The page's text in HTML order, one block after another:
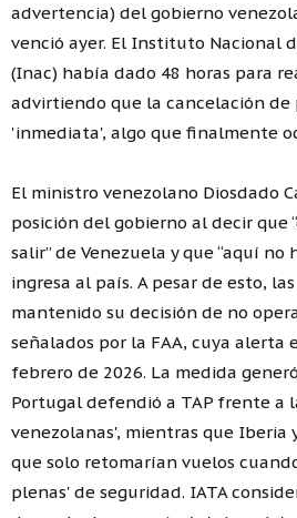
advertencia) del gobierno
venció ayer. El Instituto Nacional
(Inac) había dado 48 horas para
advirtiendo que la cancelación de
'inmediata', algo que finalmente
El ministro venezolano Diosdado
posición del gobierno al decir que
salir” de Venezuela y que “aquí no
ingresa al país. A pesar de esto,
mantenido su decisión de no
señalados por la FAA, cuya alerta
febrero de 2026. La medida
Portugal defendió a TAP frente a
venezolanas', mientras que Iberia
que solo retomarían vuelos
plenas' de seguridad. IATA